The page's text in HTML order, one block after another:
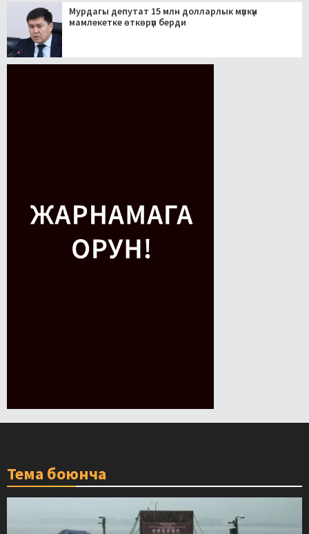
Мурдагы депутат 15 млн долларлык мүлкүн
мамлекетке өткөрүп берди
Тема боюнча